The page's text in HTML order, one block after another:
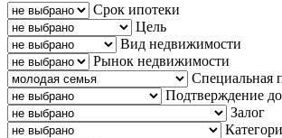
Срок ипотеки
Цель
Вид недвижимости
Рынок недвижимости
Специальная
Подтверждение
Залог